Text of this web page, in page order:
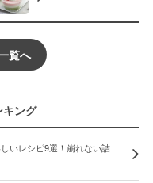
覧へ
キング
いレシピ9選！崩れない詰